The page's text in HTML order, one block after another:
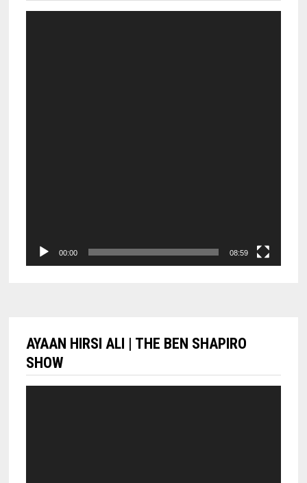
00:00 08:59
AYAAN HIRSI ALI | THE BEN SHAPIRO
SHOW